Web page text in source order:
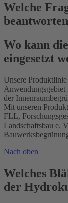
Welche
Wo kann
eingesetzt
Unsere
Anwendungsgebiet
der
Mit unseren
FLL,
Landschaftsbau e.
Nach oben
Welches
der